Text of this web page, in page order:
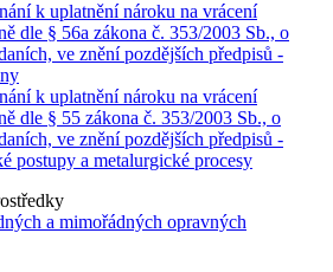
k uplatnění nároku na vrácení
dle § 56a zákona č. 353/2003 Sb., o
ve znění pozdějších předpisů -
k uplatnění nároku na vrácení
dle § 55 zákona č. 353/2003 Sb., o
ve znění pozdějších předpisů -
postupy a metalurgické procesy
a mimořádných opravných